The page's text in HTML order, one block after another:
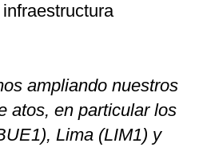
ampliando nuestros
atos, en particular los
Lima (LIM1) y